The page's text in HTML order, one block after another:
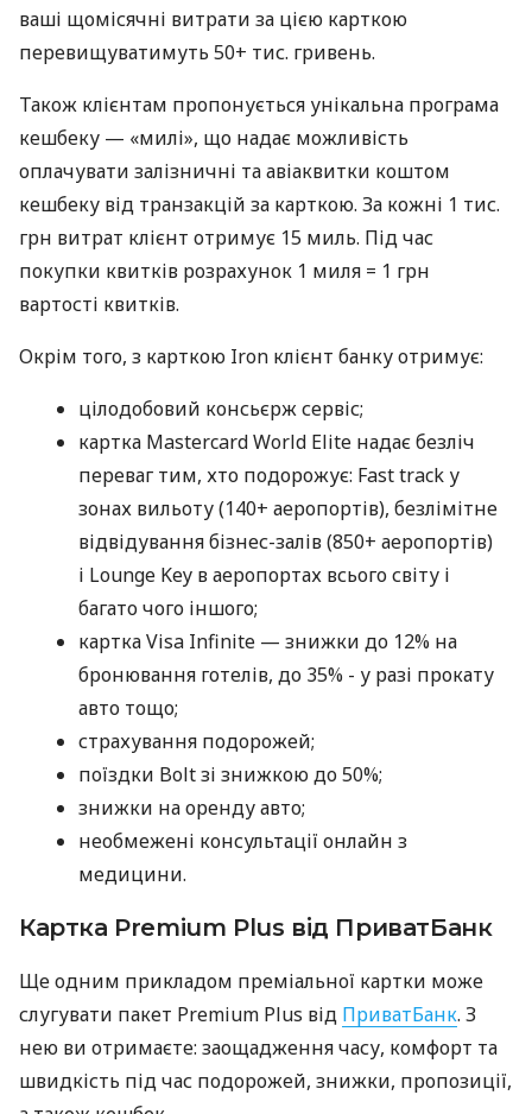
ваші щомісячні витрати за цією карткою
перевищуватимуть 50+ тис. гривень.
Також клієнтам пропонується унікальна програма
кешбеку — «милі», що надає можливість
оплачувати залізничні та авіаквитки коштом
кешбеку від транзакцій за карткою. За кожні 1 тис.
грн витрат клієнт отримує 15 миль. Під час
покупки квитків розрахунок 1 миля = 1 грн
вартості квитків.
Окрім того, з карткою Iron клієнт банку отримує:
цілодобовий консьєрж сервіс;
картка Mastercard World Elite надає безліч
переваг тим, хто подорожує: Fast track у
зонах вильоту (140+ аеропортів), безлімітне
відвідування бізнес-залів (850+ аеропортів)
і Lounge Key в аеропортах всього світу і
багато чого іншого;
картка Visa Infinite — знижки до 12% на
бронювання готелів, до 35% - у разі прокату
авто тощо;
страхування подорожей;
поїздки Bolt зі знижкою до 50%;
знижки на оренду авто;
необмежені консультації онлайн з
медицини.
Картка Premium Plus від ПриватБанк
Ще одним прикладом преміальної картки може
слугувати пакет Premium Plus від ПриватБанк. З
нею ви отримаєте: заощадження часу, комфорт та
швидкість під час подорожей, знижки, пропозиції,